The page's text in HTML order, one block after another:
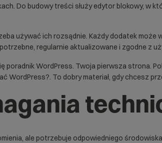
Do budowy treści służy edytor blokowy, w
używać ich rozsądnie. Każdy dodatek
regularnie aktualizowane i zgodne z
poradnikWordPress. Twoja pierwsza strona.
WordPress?. To dobry materiał, gdy chcesz
ale potrzebuje odpowiedniego